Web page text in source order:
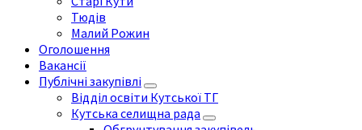
Тюдів
Малий Рожин
Оголошення
Вакансії
Публічні закупівлі
Відділ освіти Кутської ТГ
Кутська селищна рада